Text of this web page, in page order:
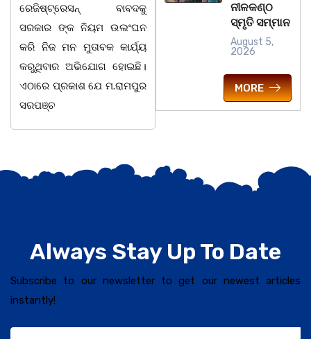
ରେଜିଷ୍ଟ୍ରେସନ୍ ବାବଦକୁ
ସରକାର ଙ୍କ ନିୟମ ଉଲଂଘନ
କରି ନିଜ ମନ ମୁତାବକ କାର୍ଯ୍ୟ
କରୁଥିବାର ଅଭିଯୋଗ ହୋଇଛି।
ଏଠାରେ ପ୍ରକାଶ ଯେ ମ.ରାମପୁର
ସରପଞ୍ଚ
ବନ କର୍ମଚାରୀ ମାନେ ଗରଗାବ
ସେକ୍ସନ ଅଧୀନ କାନ୍ଦୁଲଝର
ନୀଳକଣ୍ଠ
ସ୍ମୃତି ସମ୍ମାନ
August 5,
2026
MORE
Always Stay Up To Date
Subscribe to our newsletter to get our newest articles
instantly!